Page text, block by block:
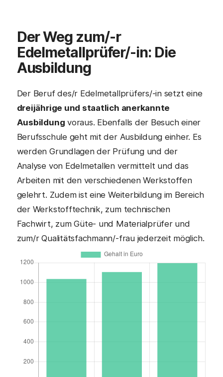
Der Weg zum/-r
Edelmetallprüfer/-in: Die
Ausbildung
Der Beruf des/r Edelmetallprüfers/-in setzt eine
dreijährige und staatlich anerkannte
Ausbildung voraus. Ebenfalls der Besuch einer
Berufsschule geht mit der Ausbildung einher. Es
werden Grundlagen der Prüfung und der
Analyse von Edelmetallen vermittelt und das
Arbeiten mit den verschiedenen Werkstoffen
gelehrt. Zudem ist eine Weiterbildung im Bereich
der Werkstofftechnik, zum technischen
Fachwirt, zum Güte- und Materialprüfer und
zum/r Qualitätsfachmann/-frau jederzeit möglich.